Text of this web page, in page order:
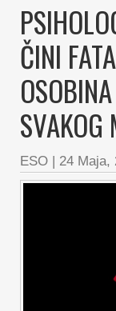
ČINI
SVAKOG
ESO | 24 Maja,